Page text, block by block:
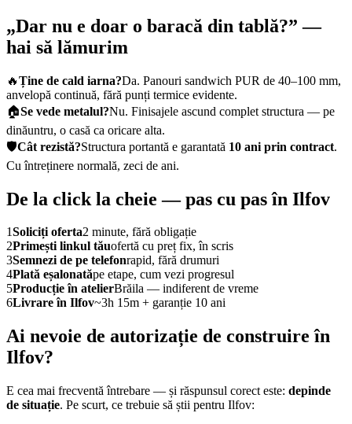
„Dar nu e doar o baracă din tablă?” —
hai să lămurim
🔥Ține de cald iarna?Da. Panouri sandwich PUR de 40–100 mm,
anvelopă continuă, fără punți termice evidente.
🏠Se vede metalul?Nu. Finisajele ascund complet structura — pe
dinăuntru, o casă ca oricare alta.
🛡️Cât rezistă?Structura portantă e garantată 10 ani prin contract.
Cu întreținere normală, zeci de ani.
De la click la cheie — pas cu pas în Ilfov
1Soliciți oferta2 minute, fără obligație
2Primești linkul tăuofertă cu preț fix, în scris
3Semnezi de pe telefonrapid, fără drumuri
4Plată eșalonatăpe etape, cum vezi progresul
5Producție în atelierBrăila — indiferent de vreme
6Livrare în Ilfov~3h 15m + garanție 10 ani
Ai nevoie de autorizație de construire în
Ilfov?
E cea mai frecventă întrebare — și răspunsul corect este: depinde
de situație. Pe scurt, ce trebuie să știi pentru Ilfov: